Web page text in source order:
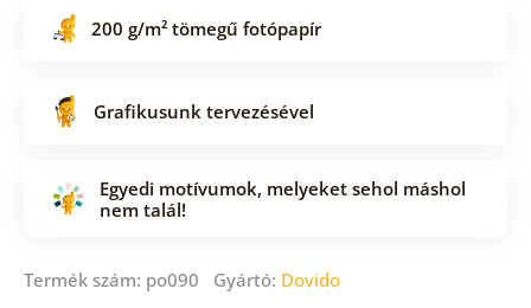
200 g/m² tömegű fotópapír
Grafikusunk tervezésével
Egyedi motívumok, melyeket sehol máshol
nem talál!
Termék szám: po090 Gyártó: Dovido